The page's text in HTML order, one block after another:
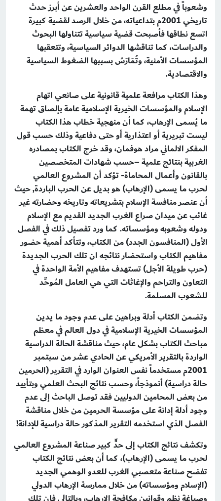
وشعوباً في مطلع القرن الواحد والعشرين عن أبرز حدث
تاريخي 2001م بتداعياته، من خلال الرصد لقضية كبيرة
اتسع نطاقها فأصبحت قضية سياسية تتناولها البحوث
والدراسات، كما تناقشها الدوائر السياسية، وتتعقبها
المؤسسات الأمنية، وتُمَارَسُ بسببها الضغوط السياسية
والاقتصادية.
وهذا الكتاب مرافعة علمية قانونية على صانعي اتهام
الإسلام والمؤسسات الخيرية الإسلامية عامة بإلصاق تهمة
ما يُسمى الإرهاب، كما أن منهجية خطاب هذا الكتاب
ليست تبريرية أو اعتذارية أو حتى دفاعية وذلك حسب قول
المفكر الالماني مراد هوفمان، وقد خرج الكتاب بمصادره
الغربية بنتائج علمية –حسب شهادات المتخصصين
بالقانون وأعمال المحاماة- تؤكد أن المشروع العالمي
لحرب ما يسمى (الإرهاب) هو بديل عن الحرب الباردة, حيث
أن عنصر منافسة الإسلام بتشريعاته وتاريخه وحضارته غير
غائب عن ميدان صراع الغرب الجديد القديم مع الإسلام
ودوله وشعوبه ومؤسساته. كما ورد تفصيل ذلك في الفصل
الأول (المنافسون الجدد) من الكتاب، وتتأكد أهمية حضور
مفاهيم الكتاب واستحضار نتائجه ان تلك الحرب الجديدة
(حرب طويلة الأجل) تستهدف مفاهيم الأمة الواحدة في
التعاون والتراحم والإغاثات التي هي العامل المُوحِّد
للشعوب المسلمة.
وتضمن الكتاب أدلة وبراهين على عدم وجود ما يدين
المؤسسات الخيرية الإسلامية في دول العالم في معظم
مباحث الكتاب بشكل عام، حيث مناقشة الحالة الدراسية
الواردة بالتقرير الأمريكي عن الحادي عشر من سبتمبر
2001م مستخدماً نفس العنوان الوارد في التقرير (الحرمين
حالة دراسية) أنموذجاً، وحسب نتائج البحث العلمي وبتأييد
من بعض المحامين الدوليين فقد توصل الباحث إلى عدم
وجود أدلة إدانة على مؤسسة الحرمين من خلال مناقشة
الفصل الذي استخدمه التقرير المذكور حالة دراسية للإدانة!
وتكشف نتائج الكتاب إلى حدٍّ كبير صناعة المشروع العالمي
لحرب ما يسمى (الإرهاب)، كما أن بعض نتائج الكتاب
تفضح صناعة متعصبي الغرب للعدو الوهمي الجديد
(الإسلام ومؤسساته) من خلال ممارسة الإرهاب الدولي